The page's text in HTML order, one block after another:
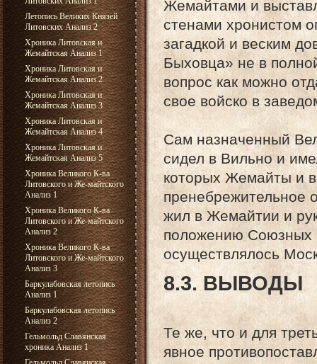
Летопись Великих Князей
Литовских Анализ 2
Хроника Литовская и
Жемайтская Анализ 1
Хроника Литовская и
Жемайтская Анализ 2
Хроника Литовская и
Жемайтская Анализ 3
Хроника Литовская и
Жемайтская Анализ 4
Хроника Литовская и
Жемайтская Анализ 5
Хроника Великого К-ва
Литовского и Же-майтского
Анализ 1
Хроника Великого К-ва
Литовского и Же-майтского
Анализ 2
Хроника Великого К-ва
Литовского и Же-майтского
Анализ 3
Баркулабовская летопись
Анализ 1
Баркулабовская летопись
Анализ 2
Гельмольд Славянская
хроника Анализ 1
Жемайтами и
стенами хронистом
загадкой и веским
Быховца» не в
вопрос как можно
свое войско в
Сам назначенный
сидел в Вильно и
которых Жемайты и
пренебрежительное
жил в Жемайтии и
положению Союзных
осуществлялось
8.3. ВЫВОДЫ
Те же, что и для
явное